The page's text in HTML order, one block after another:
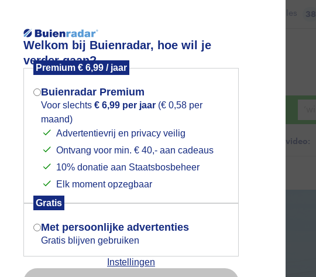
Welkom bij Buienradar, hoe wil je
verder gaan?
Premium € 6,99 / jaar
Buienradar Premium
Voor slechts € 6,99 per jaar (€ 0,58 per
maand)
Advertentievrij en privacy veilig
Ontvang voor min. € 40,- aan cadeaus
10% donatie aan Staatsbosbeheer
Elk moment opzegbaar
Gratis
Met persoonlijke advertenties
Gratis blijven gebruiken
Instellingen
Files 38
Foto en video Weerzine
Zoeken in foto & video:
Mogen we je locatie gebruiken voor
het weer?
Indien je hier nog geen akkoord op hebt
gegeven, verschijnt er zo een pop-up uit
je browser waarin deze toestemming
gevraagd wordt.
Is goed, toon de popup